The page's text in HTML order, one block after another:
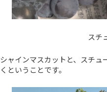
スチ
シャインマスカットと、スチ
くということです。